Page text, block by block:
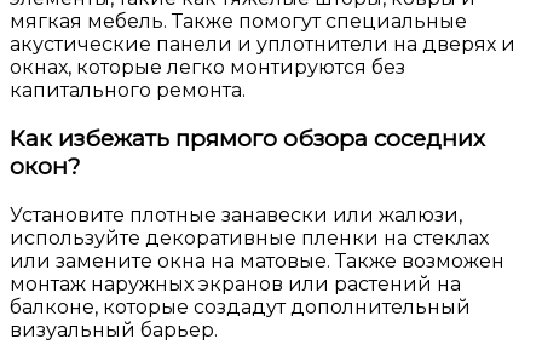
мягкая мебель. Также помогут специальные
акустические панели и уплотнители на дверях и
окнах, которые легко монтируются без
капитального ремонта.
Как избежать прямого обзора соседних
окон?
Установите плотные занавески или жалюзи,
используйте декоративные пленки на стеклах
или замените окна на матовые. Также возможен
монтаж наружных экранов или растений на
балконе, которые создадут дополнительный
визуальный барьер.